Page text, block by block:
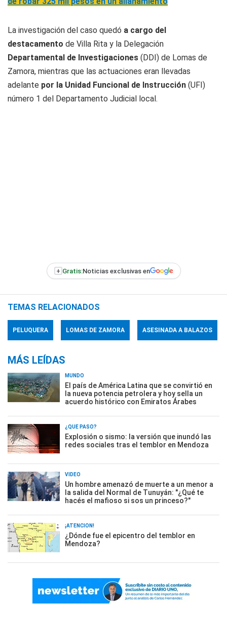
La investigación del caso quedó a cargo del
destacamento de Villa Rita y la Delegación
Departamental de Investigaciones (DDI) de Lomas de
Zamora, mientras que las actuaciones eran llevadas
adelante por la Unidad Funcional de Instrucción (UFI)
número 1 del Departamento Judicial local.
+ Gratis:Noticias exclusivas en
TEMAS RELACIONADOS
PELUQUERA LOMAS DE ZAMORA ASESINADA A BALAZOS
MÁS LEÍDAS
MUNDO
El país de América Latina que se convirtió en
la nueva potencia petrolera y hoy sella un
acuerdo histórico con Emiratos Árabes
¿QUÉ PASÓ?
Explosión o sismo: la versión que inundó las
redes sociales tras el temblor en Mendoza
VIDEO
Un hombre amenazó de muerte a un menor a
la salida del Normal de Tunuyán: "¿Qué te
hacés el mafioso si sos un princeso?"
¡ATENCIÓN!
¿Dónde fue el epicentro del temblor en
Mendoza?